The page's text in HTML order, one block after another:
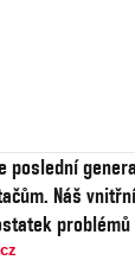
poslední
Náš
problémů